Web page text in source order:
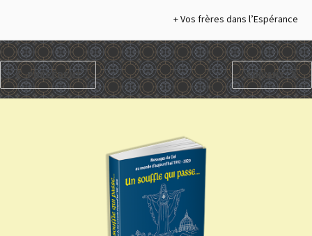
+ Vos frères dans l’Espérance
PRÉCÉDENT SUIVANT